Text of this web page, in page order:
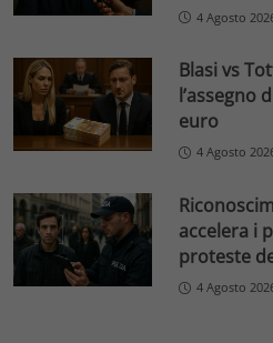
4 Agosto
Blasi vs
l’assegno
euro
4 Agosto
accelera i
proteste
4 Agosto